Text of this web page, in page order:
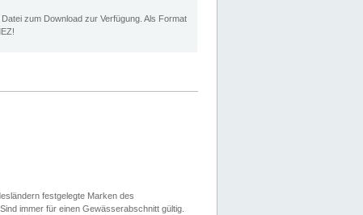
zum Download zur Verfügung. Als Format
festgelegte Marken des
immer für einen Gewässerabschnitt gültig.